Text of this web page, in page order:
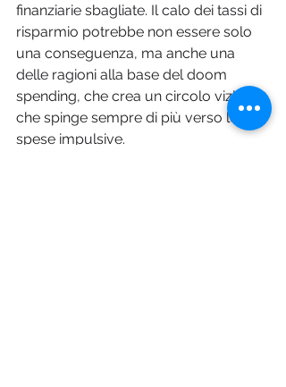
finanziarie sbagliate. Il calo dei tassi di
risparmio potrebbe non essere solo
una conseguenza, ma anche una
delle ragioni alla base del doom
spending, che crea un circolo vizioso
che spinge sempre di più verso le
spese impulsive.